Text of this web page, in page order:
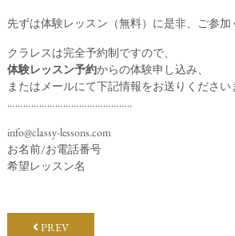
先ずは体験レッスン（無料）に是非、ご参加
クラレスは完全予約制ですので、
体験レッスン予約からの体験申し込み、
またはメールにて下記情報をお送りください
………………………………………..
info@classy-lessons.com
お名前/お電話番号
希望レッスン名
PREV